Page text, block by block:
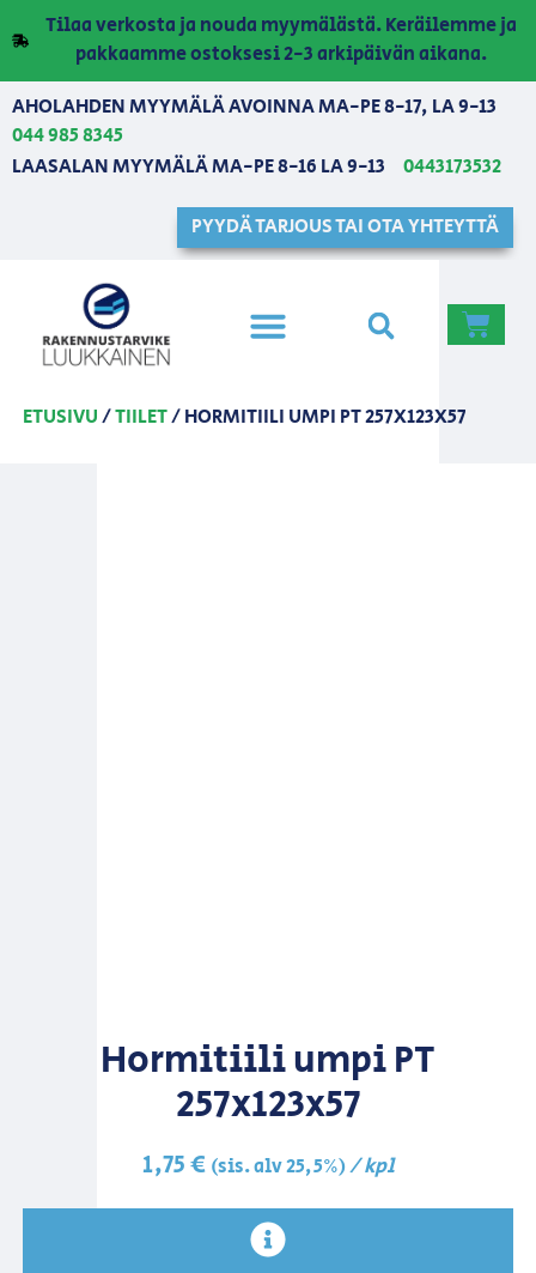
Tilaa verkosta ja nouda myymälästä. Keräilemme ja
pakkaamme ostoksesi 2-3 arkipäivän aikana.
AHOLAHDEN MYYMÄLÄ AVOINNA MA-PE 8-17, LA 9-13
044 985 8345
LAASALAN MYYMÄLÄ MA-PE 8-16 LA 9-13
0443173532
PYYDÄ TARJOUS TAI OTA YHTEYTTÄ
ETUSIVU/TIILET/ HORMITIILI UMPI PT 257X123X57
Hormitiili umpi PT
257x123x57
1,75€ (sis. alv 25,5%)/ kpl